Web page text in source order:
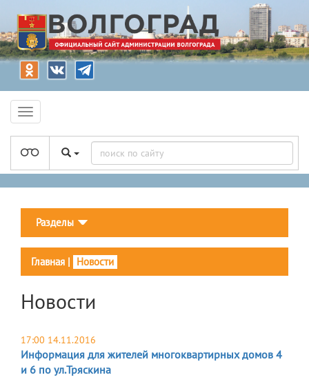
Разделы
Главная | Новости
Новости
17:00 14.11.2016
Информация для жителей многоквартирных домов 4
и 6 по ул.Тряскина